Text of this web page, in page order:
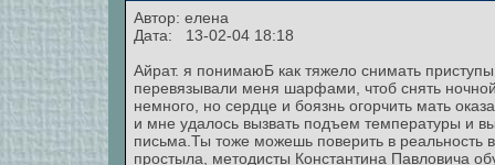
Автор: елена
Дата: 13-02-04 18:18
Айрат. я понимаюБ как тяжело снимать
перевязывали меня шарфами, чтоб снять
немного, но сердце и боязнь огорчить мать
и мне удалось вызвать подъем температуры и
письма.Ты тоже можешь поверить в реальность
простыла, методисты Константина Павловича